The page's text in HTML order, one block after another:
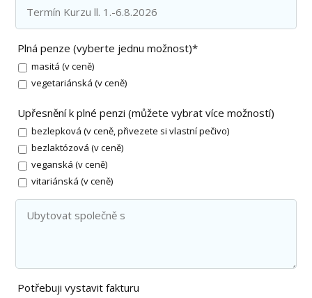
Plná penze (vyberte jednu možnost)*
masitá (v ceně)
vegetariánská (v ceně)
Upřesnění k plné penzi (můžete vybrat více možností)
bezlepková (v ceně, přivezete si vlastní pečivo)
bezlaktózová (v ceně)
veganská (v ceně)
vitariánská (v ceně)
Potřebuji vystavit fakturu